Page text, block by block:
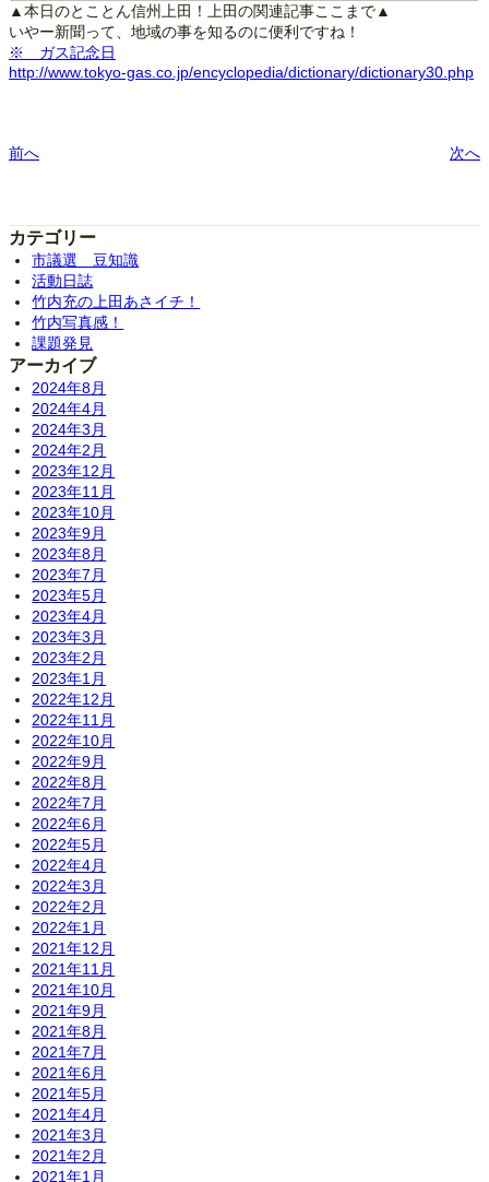
▲本日のとことん信州上田！上田の関連記事ここまで▲
いやー新聞って、地域の事を知るのに便利ですね！
※ ガス記念日
http://www.tokyo-gas.co.jp/encyclopedia/dictionary/dictionary30.php
前へ 次へ
カテゴリー
市議選 豆知識
活動日誌
竹内充の上田あさイチ！
竹内写真感！
課題発見
アーカイブ
2024年8月
2024年4月
2024年3月
2024年2月
2023年12月
2023年11月
2023年10月
2023年9月
2023年8月
2023年7月
2023年5月
2023年4月
2023年3月
2023年2月
2023年1月
2022年12月
2022年11月
2022年10月
2022年9月
2022年8月
2022年7月
2022年6月
2022年5月
2022年4月
2022年3月
2022年2月
2022年1月
2021年12月
2021年11月
2021年10月
2021年9月
2021年8月
2021年7月
2021年6月
2021年5月
2021年4月
2021年3月
2021年2月
2021年1月